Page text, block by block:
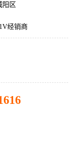
阳区
经销商